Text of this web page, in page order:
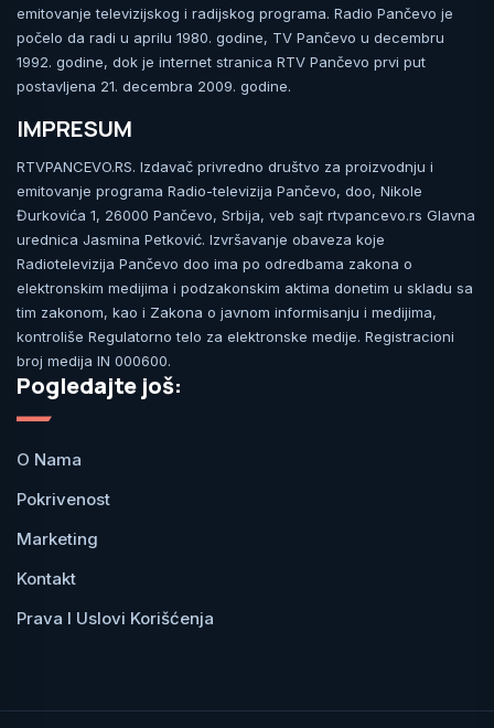
emitovanje televizijskog i radijskog programa. Radio Pančevo je
počelo da radi u aprilu 1980. godine, TV Pančevo u decembru
1992. godine, dok je internet stranica RTV Pančevo prvi put
postavljena 21. decembra 2009. godine.
IMPRESUM
RTVPANCEVO.RS. Izdavač privredno društvo za proizvodnju i
emitovanje programa Radio-televizija Pančevo, doo, Nikole
Đurkovića 1, 26000 Pančevo, Srbija, veb sajt rtvpancevo.rs Glavna
urednica Jasmina Petković. Izvršavanje obaveza koje
Radiotelevizija Pančevo doo ima po odredbama zakona o
elektronskim medijima i podzakonskim aktima donetim u skladu sa
tim zakonom, kao i Zakona o javnom informisanju i medijima,
kontroliše Regulatorno telo za elektronske medije. Registracioni
broj medija IN 000600.
Pogledajte još:
O Nama
Pokrivenost
Marketing
Kontakt
Prava I Uslovi Korišćenja